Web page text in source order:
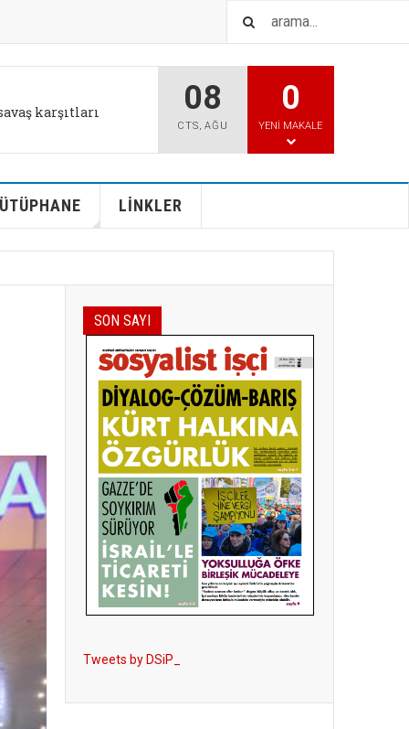
karşıtları 08
CTS, AĞU
0
YENI MAKALE
LİNKLER
SON SAYI
Tweets by DSiP_